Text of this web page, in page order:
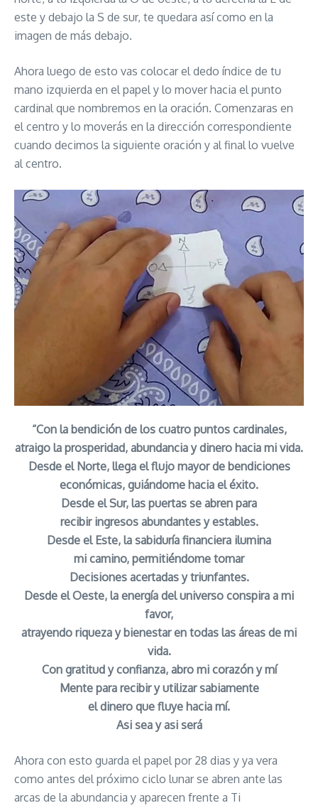
este y debajo la S de sur, te quedara así como en la
imagen de más debajo.
Ahora luego de esto vas colocar el dedo índice de tu
mano izquierda en el papel y lo mover hacia el punto
cardinal que nombremos en la oración. Comenzaras en
el centro y lo moverás en la dirección correspondiente
cuando decimos la siguiente oración y al final lo vuelve
al centro.
“Con la bendición de los cuatro puntos cardinales,
atraigo la prosperidad, abundancia y dinero hacia mi vida.
Desde el Norte, llega el flujo mayor de bendiciones
económicas, guiándome hacia el éxito.
Desde el Sur, las puertas se abren para
recibir ingresos abundantes y estables.
Desde el Este, la sabiduría financiera ilumina
mi camino, permitiéndome tomar
Decisiones acertadas y triunfantes.
Desde el Oeste, la energía del universo conspira a mi
favor,
atrayendo riqueza y bienestar en todas las áreas de mi
vida.
Con gratitud y confianza, abro mi corazón y mí
Mente para recibir y utilizar sabiamente
el dinero que fluye hacia mí.
Asi sea y asi será
Ahora con esto guarda el papel por 28 dias y ya vera
como antes del próximo ciclo lunar se abren ante las
arcas de la abundancia y aparecen frente a Ti